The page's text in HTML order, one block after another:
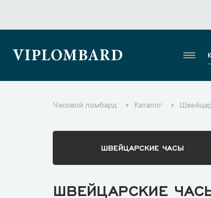
VIPLOMBARD
Часовой ломбард Каталог
ШВЕЙЦАРСКИЕ ЧАСЫ
ШВЕЙЦАРСКИЕ